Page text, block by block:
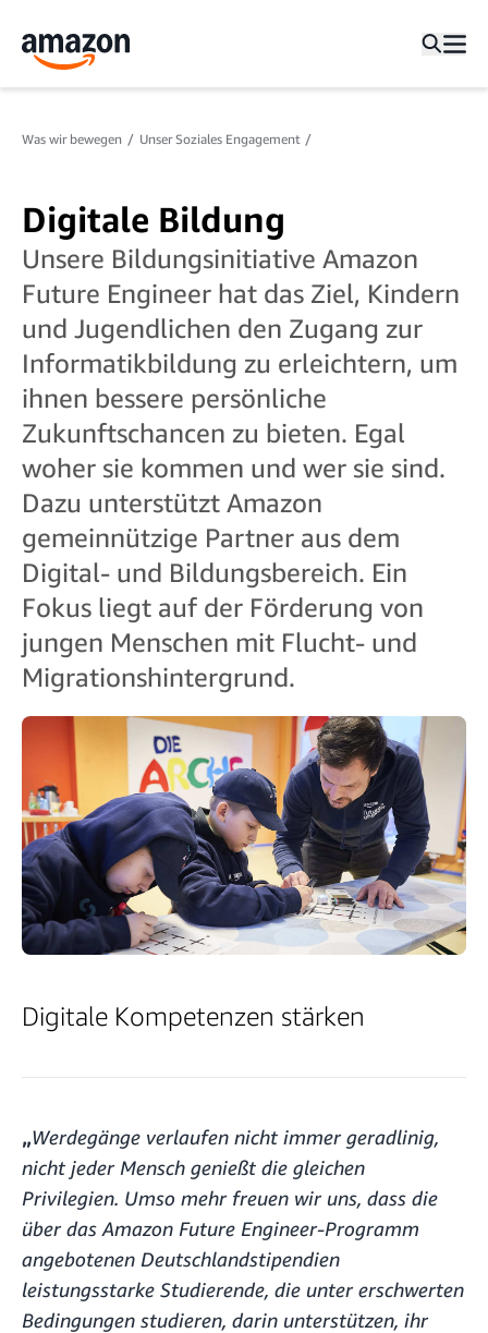
Was wir bewegen Unser Soziales Engagement
Digitale Bildung
Unsere Bildungsinitiative Amazon
Future Engineer hat das Ziel, Kindern
und Jugendlichen den Zugang zur
Informatikbildung zu erleichtern, um
ihnen bessere persönliche
Zukunftschancen zu bieten. Egal
woher sie kommen und wer sie sind.
Dazu unterstützt Amazon
gemeinnützige Partner aus dem
Digital- und Bildungsbereich. Ein
Fokus liegt auf der Förderung von
jungen Menschen mit Flucht- und
Migrationshintergrund.
Digitale Kompetenzen stärken
„Werdegänge verlaufen nicht immer geradlinig,
nicht jeder Mensch genießt die gleichen
Privilegien. Umso mehr freuen wir uns, dass die
über das Amazon Future Engineer-Programm
angebotenen Deutschlandstipendien
leistungsstarke Studierende, die unter erschwerten
Bedingungen studieren, darin unterstützen, ihr